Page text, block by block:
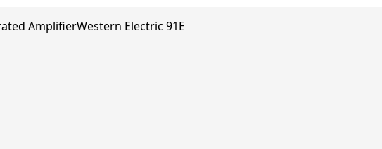
AmplifierWestern Electric 91E